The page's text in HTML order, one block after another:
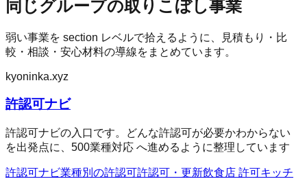
同じグループの取りこぼし事業
弱い事業を section レベルで拾えるように、見積もり・比
較・相談・安心材料の導線をまとめています。
kyoninka.xyz
許認可ナビ
許認可ナビの入口です。どんな許認可が必要かわからない
を出発点に、500業種対応 へ進めるように整理しています
許認可ナビ業種別の許認可許認可・更新飲食店 許可キッチ